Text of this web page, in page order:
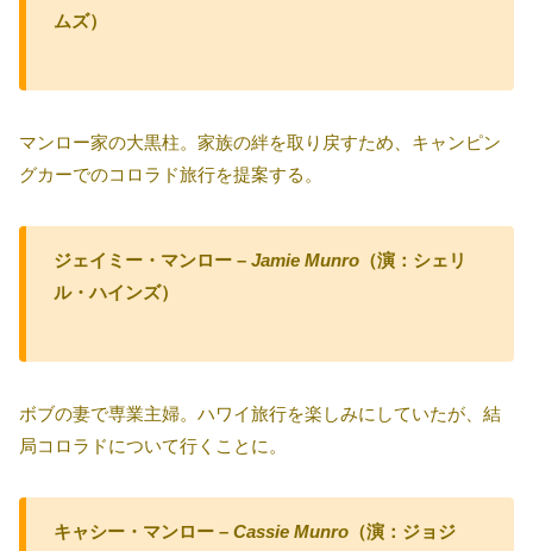
ムズ）
マンロー家の大黒柱。家族の絆を取り戻すため、キャンピン
グカーでのコロラド旅行を提案する。
ジェイミー・マンロー – Jamie Munro（演：シェリ
ル・ハインズ）
ボブの妻で専業主婦。ハワイ旅行を楽しみにしていたが、結
局コロラドについて行くことに。
キャシー・マンロー – Cassie Munro（演：ジョジ